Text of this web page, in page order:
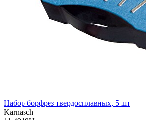
Набор борфрез твердосплавных, 5 шт
Karnasch